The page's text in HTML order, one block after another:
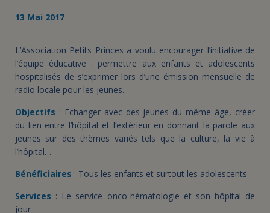
13 Mai 2017
L’Association Petits Princes a voulu encourager l’initiative de
l’équipe éducative : permettre aux enfants et adolescents
hospitalisés de s’exprimer lors d’une émission mensuelle de
radio locale pour les jeunes.
Objectifs : Echanger avec des jeunes du même âge, créer
du lien entre l’hôpital et l’extérieur en donnant la parole aux
jeunes sur des thèmes variés tels que la culture, la vie à
l’hôpital…
Bénéficiaires : Tous les enfants et surtout les adolescents
Services : Le service onco-hématologie et son hôpital de
jour